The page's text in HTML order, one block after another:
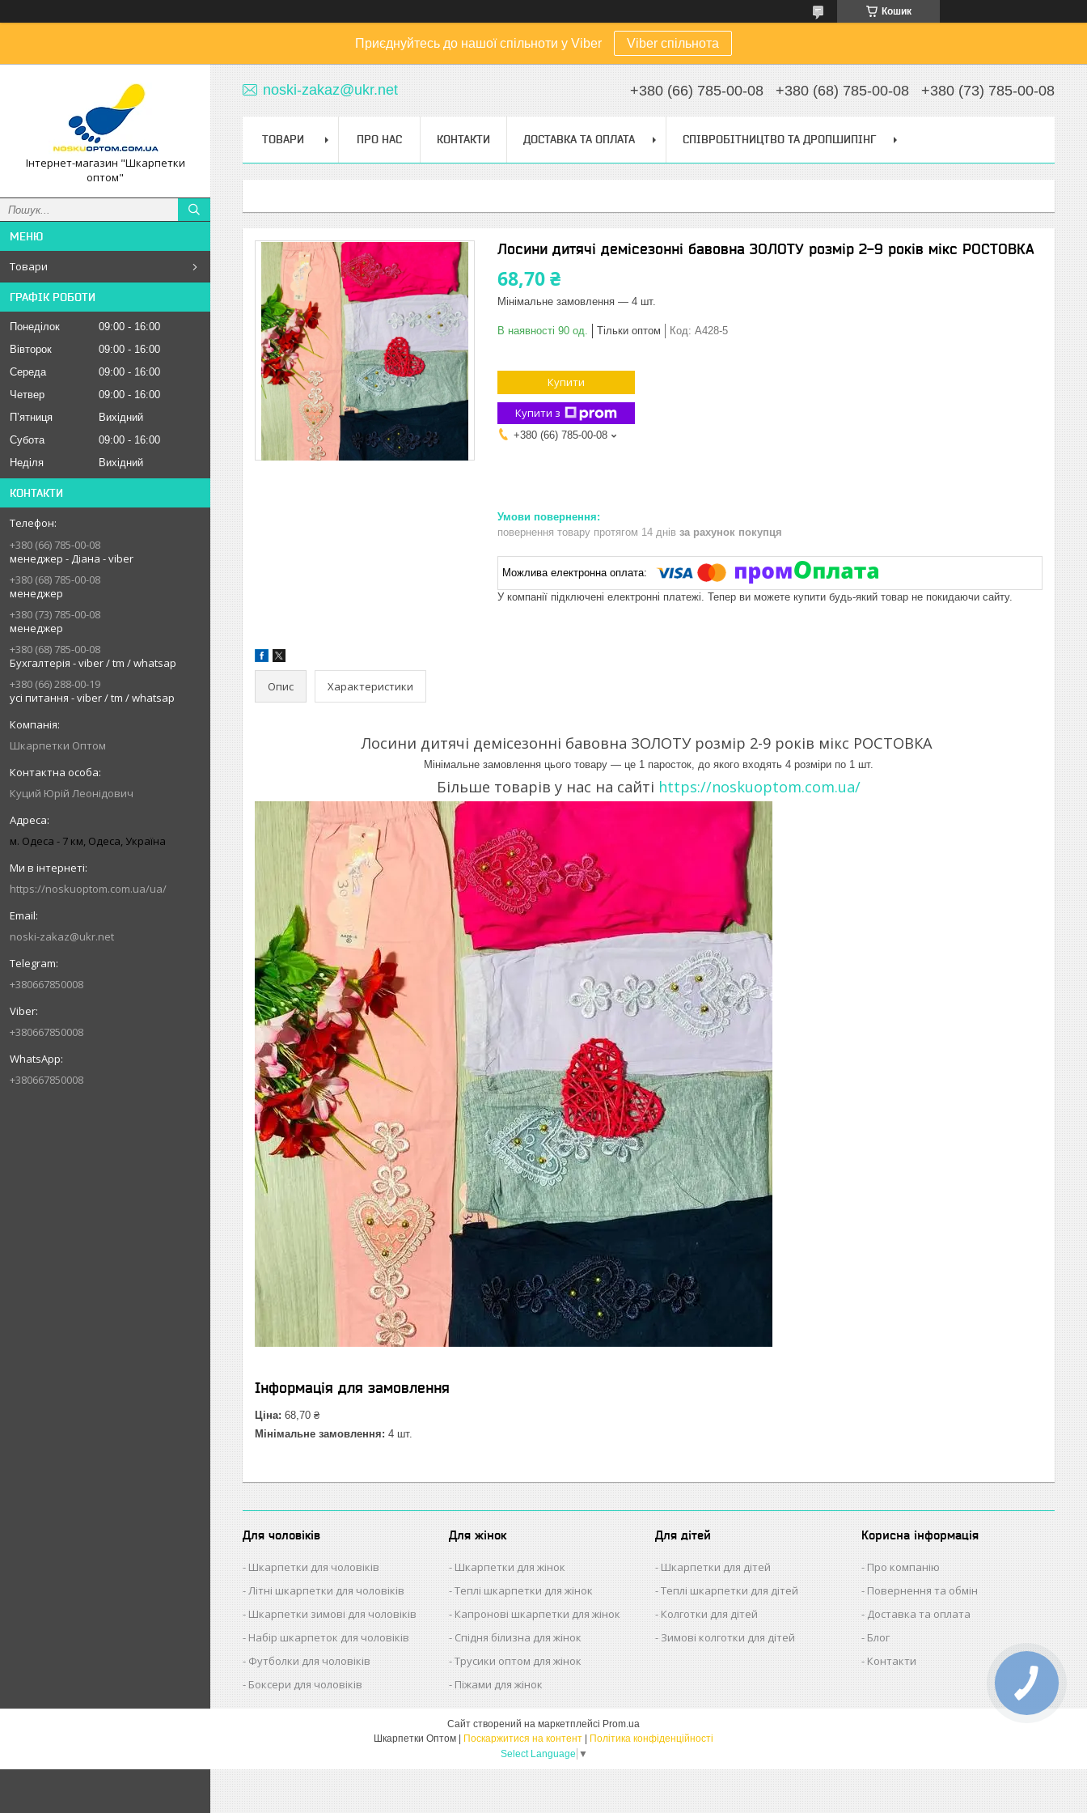
Кошик
Приєднуйтесь до нашої спільноти у Viber Viber спільнота
Інтернет-магазин "Шкарпетки
оптом"
Товари
ГРАФІК РОБОТИ
Понеділок 09:00
16:00
Вівторок
09:00
16:00
Середа
09:00
16:00
Четвер
09:00
16:00
Пʼятниця
Вихідний
Субота
09:00
16:00
Неділя
Вихідний
КОНТАКТИ
+380 (66) 785-00-08
менеджер - Діана - viber
+380 (68) 785-00-08
менеджер
+380 (73) 785-00-08
менеджер
+380 (68) 785-00-08
Бухгалтерія - viber / tm / whatsap
+380 (66) 288-00-19
усі питання - viber / tm / whatsap
Шкарпетки Оптом
Куций Юрій Леонідович
м. Одеса - 7 км, Одеса, Україна
https://noskuoptom.com.ua/ua/
noski-zakaz@ukr.net
+380667850008
+380667850008
+380667850008
noski-zakaz@ukr.net +380 (66) 785-00-08 +380 (68) 785-00-08 +380 (73) 785-00-08
ТОВАРИ ПРО НАС КОНТАКТИ ДОСТАВКА ТА ОПЛАТА СПІВРОБІТНИЦТВО ТА ДРОПШИПІНГ
Лосини дитячі демісезонні бавовна ЗОЛОТУ розмір 2-9 років мікс РОСТОВКА
68,70 ₴
Мінімальне замовлення — 4 шт.
В наявності 90 од. Тільки оптом Код: A428-5
Купити
Купити з
+380 (66) 785-00-08
повернення товару протягом 14 днів за рахунок покупця
У компанії підключені електронні платежі. Тепер ви можете купити будь-який товар не покидаючи сайту.
Опис Характеристики
Лосини дитячі демісезонні бавовна ЗОЛОТУ розмір 2-9 років мікс РОСТОВКА
Мінімальне замовлення цього товару — це 1 паросток, до якого входять 4 розміри по 1 шт.
Більше товарів у нас на сайті https://noskuoptom.com.ua/
Інформація для замовлення
Ціна: 68,70 ₴
Мінімальне замовлення: 4 шт.
Для чоловіків
Шкарпетки для чоловіків
Літні шкарпетки для чоловіків
Шкарпетки зимові для чоловіків
Набір шкарпеток для чоловіків
Футболки для чоловіків
Боксери для чоловіків
Для жінок
Шкарпетки для жінок
Теплі шкарпетки для жінок
Капронові шкарпетки для жінок
Спідня білизна для жінок
Трусики оптом для жінок
Піжами для жінок
Для дітей
Шкарпетки для дітей
Теплі шкарпетки для дітей
Колготки для дітей
Зимові колготки для дітей
Корисна інформація
Про компанію
Повернення та обмін
Доставка та оплата
Блог
Контакти
Сайт створений на маркетплейсі Prom.ua
Поскаржитися на контент
Політика конфіденційності
Select Language ▼